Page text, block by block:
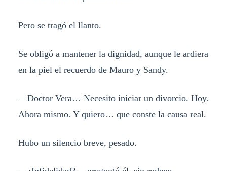
Pero se tragó el llanto.
Se obligó a mantener la dignidad, aunque le ardiera
en la piel el recuerdo de Mauro y Sandy.
—Doctor Vera… Necesito iniciar un divorcio. Hoy.
Ahora mismo. Y quiero… que conste la causa real.
Hubo un silencio breve, pesado.